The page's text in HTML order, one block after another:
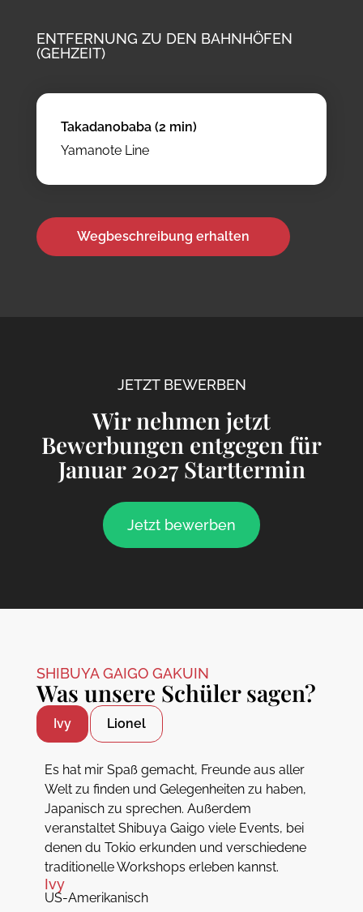
ENTFERNUNG ZU DEN BAHNHÖFEN
(GEHZEIT)
Takadanobaba (2 min)
Yamanote Line
Wegbeschreibung erhalten
JETZT BEWERBEN
Wir nehmen jetzt
Bewerbungen entgegen für
Januar 2027 Starttermin
Jetzt bewerben
SHIBUYA GAIGO GAKUIN
Was unsere Schüler sagen?
Ivy Lionel
Es hat mir Spaß gemacht, Freunde aus aller
Welt zu finden und Gelegenheiten zu haben,
Japanisch zu sprechen. Außerdem
veranstaltet Shibuya Gaigo viele Events, bei
denen du Tokio erkunden und verschiedene
traditionelle Workshops erleben kannst.
Ivy
US-Amerikanisch